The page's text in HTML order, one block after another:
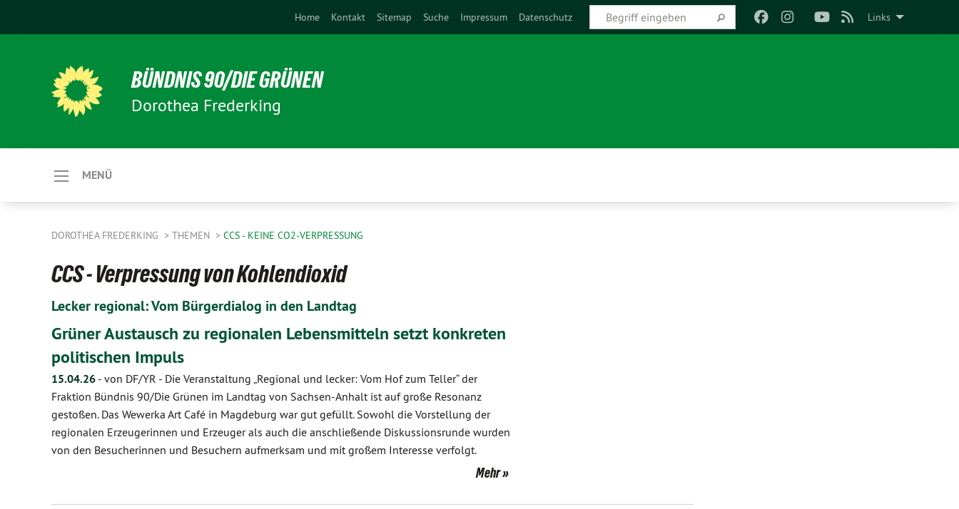
Links
Home Kontakt Sitemap Suche Impressum Datenschutz
BÜNDNIS 90/DIE GRÜNEN
Dorothea Frederking
MENÜ
DOROTHEA FREDERKING THEMEN CCS - KEINE CO2-VERPRESSUNG
CCS - Verpressung von Kohlendioxid
Lecker regional: Vom Bürgerdialog in den Landtag
Grüner Austausch zu regionalen Lebensmitteln setzt konkreten
politischen Impuls
15.04.26 - von DF/YR - Die Veranstaltung „Regional und lecker: Vom Hof zum Teller“ der
Fraktion Bündnis 90/Die Grünen im Landtag von Sachsen-Anhalt ist auf große Resonanz
gestoßen. Das Wewerka Art Café in Magdeburg war gut gefüllt. Sowohl die Vorstellung der
regionalen Erzeugerinnen und Erzeuger als auch die anschließende Diskussionsrunde wurden
von den Besucherinnen und Besuchern aufmerksam und mit großem Interesse verfolgt.
Mehr